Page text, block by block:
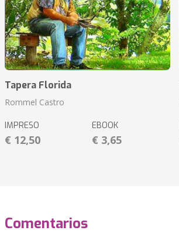
Tapera Florida
Rommel Castro
IMPRESO
€ 12,50
EBOOK
€ 3,65
Comentarios